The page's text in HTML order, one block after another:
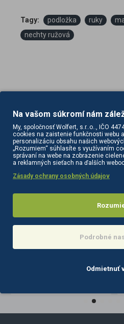
Tagy: podložka ruky
nechty ružová
PODOBNÉ PRODUKTY
Lakťová opierka MOMO 8 M ružová
Na vašom súkromí nám
My, spoločnosť Wolfert, s.r..o.., IČO
cookies na zaistenie funkčnosti webu
personalizáciu obsahu našich
„Rozumiem“ súhlasíte s využívaním
správaní na webe na zobrazenie
a reklamných sieťach na ďalších
Zásady ochrany osobných údajov
Podrobné
Odmietnuť